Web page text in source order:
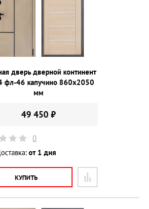
дверь дверной континент
фл-46 капучино 860х2050
мм
49 450 ₽
0
от 1 дня
КУПИТЬ